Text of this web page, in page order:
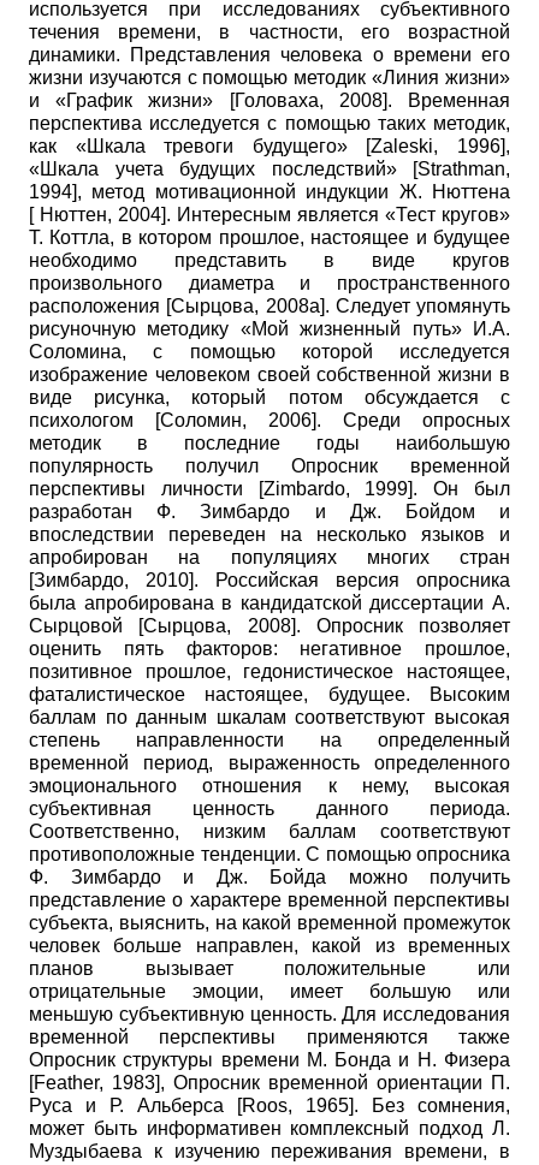
используется при исследованиях субъективного
течения времени, в частности, его возрастной
динамики. Представления человека о времени его
жизни изучаются с помощью методик «Линия жизни»
и «График жизни»
[Головаха, 2008]. Временная
перспектива исследуется с помощью таких методик,
как «Шкала тревоги будущего» [Zaleski, 1996],
«Шкала учета будущих последствий»
[Strathman,
1994], метод мотивационной индукции Ж. Нюттена
[Нюттен, 2004]. Интересным является «Тест кругов»
Т. Коттла, в котором прошлое, настоящее и будущее
необходимо представить в виде кругов
произвольного диаметра и пространственного
расположения [Сырцова, 2008а]. Следует упомянуть
рисуночную методику «Мой жизненный путь» И.А.
Соломина, с помощью которой исследуется
изображение человеком своей собственной жизни в
виде рисунка, который потом обсуждается с
психологом
[Соломин, 2006]. Среди опросных
методик в последние годы наибольшую
популярность получил Опросник временной
перспективы личности
[Zimbardo, 1999]. Он был
разработан Ф. Зимбардо и Дж. Бойдом и
впоследствии переведен на несколько языков и
апробирован на популяциях многих стран
[Зимбардо, 2010]. Российская версия опросника
была апробирована в кандидатской диссертации А.
Сырцовой
[Сырцова, 2008]. Опросник позволяет
оценить пять факторов: негативное прошлое,
позитивное прошлое, гедонистическое настоящее,
фаталистическое настоящее, будущее. Высоким
баллам по данным шкалам соответствуют высокая
степень направленности на определенный
временной период, выраженность определенного
эмоционального отношения к нему, высокая
субъективная ценность данного периода.
Соответственно, низким баллам соответствуют
противоположные тенденции. С помощью опросника
Ф. Зимбардо и Дж. Бойда можно получить
представление о характере временной перспективы
субъекта, выяснить, на какой временной промежуток
человек больше направлен, какой из временных
планов вызывает положительные или
отрицательные эмоции, имеет большую или
меньшую субъективную ценность. Для исследования
временной перспективы применяются также
Опросник структуры времени М. Бонда и Н. Физера
[Feather, 1983], Опросник временной ориентации П.
Руса и Р. Альберса
[Roos, 1965]. Без сомнения,
может быть информативен комплексный подход Л.
Муздыбаева к изучению переживания времени, в